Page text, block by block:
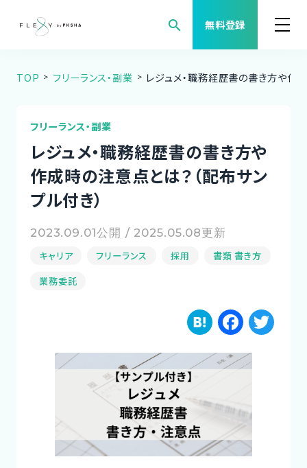
search 無料登録
案件検索
職種から案件を探す
FLEXYについて
よくある質問
福利厚生
ご利用者様の声
コーディネーター紹介
イベント/マガジン
法人の方
TOP フリーランス・副業 レジュメ・職務経歴書の書き方や作
フリーランス・副業
レジュメ・職務経歴書の書き方や
作成時の注意点とは？（配布サン
プル付き）
2023.09.01公開 / 2025.05.08更新
キャリア フリーランス 採用
書類 書き方
業務委託
H
a
te
n
a
F
a
c
b
o